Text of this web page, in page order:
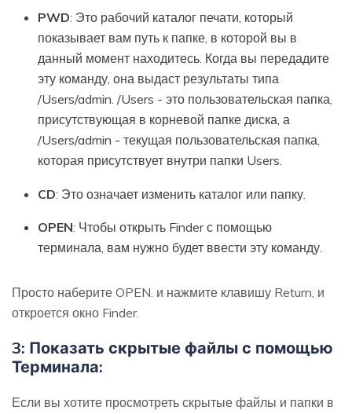
PWD: Это рабочий каталог печати, который
показывает вам путь к папке, в которой вы в
данный момент находитесь. Когда вы передадите
эту команду, она выдаст результаты типа
/Users/admin. /Users - это пользовательская папка,
присутствующая в корневой папке диска, а
/Users/admin - текущая пользовательская папка,
которая присутствует внутри папки Users.
CD: Это означает изменить каталог или папку.
OPEN: Чтобы открыть Finder с помощью
терминала, вам нужно будет ввести эту команду.
Просто наберите OPEN. и нажмите клавишу Return, и
откроется окно Finder.
3: Показать скрытые файлы с помощью
Терминала:
Если вы хотите просмотреть скрытые файлы и папки в